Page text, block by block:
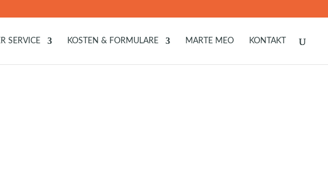
SERVICE KOSTEN & FORMULARE MARTE MEO KONTAKT